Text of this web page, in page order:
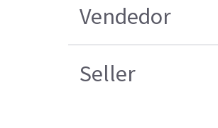
Vendedor
Seller